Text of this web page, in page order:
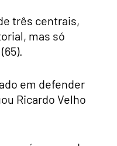
três centrais,
mas só
em defender
Ricardo Velho